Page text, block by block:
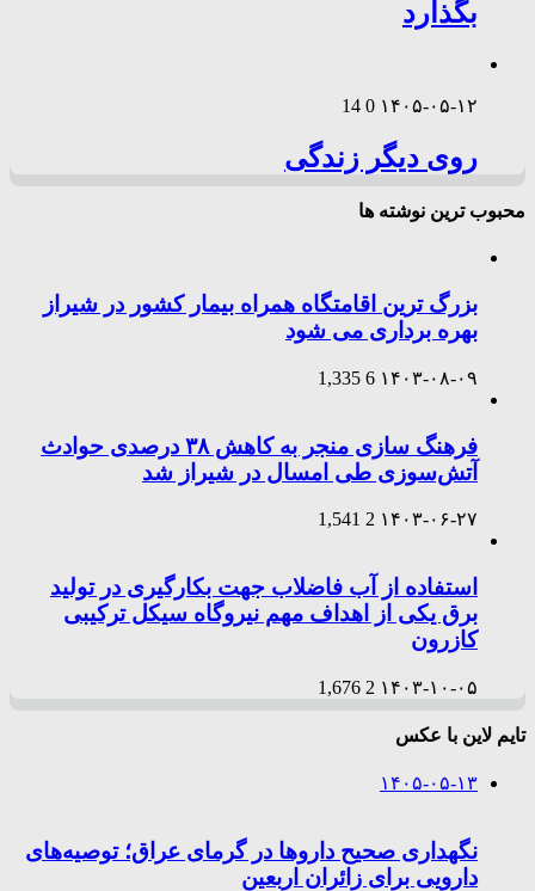
بگذارد
۱۴۰۵-۰۵-۱۲ 0
14
روی دیگر زندگی
محبوب ترین نوشته ها
بزرگ ترین اقامتگاه همراه بیمار کشور در شیراز
بهره برداری می شود
۱۴۰۳-۰۸-۰۹ 6
1,335
فرهنگ سازی منجر به کاهش ۳۸ درصدی حوادث
آتش‌سوزی طی امسال در شیراز شد
۱۴۰۳-۰۶-۲۷ 2
1,541
استفاده از آب فاضلاب جهت بکارگیری در تولید
برق یکی از اهداف مهم نیروگاه سیکل ترکیبی
کازرون
۱۴۰۳-۱۰-۰۵ 2
1,676
تایم لاین با عکس
۱۴۰۵-۰۵-۱۳
نگهداری صحیح داروها در گرمای عراق؛ توصیه‌های
دارویی برای زائران اربعین